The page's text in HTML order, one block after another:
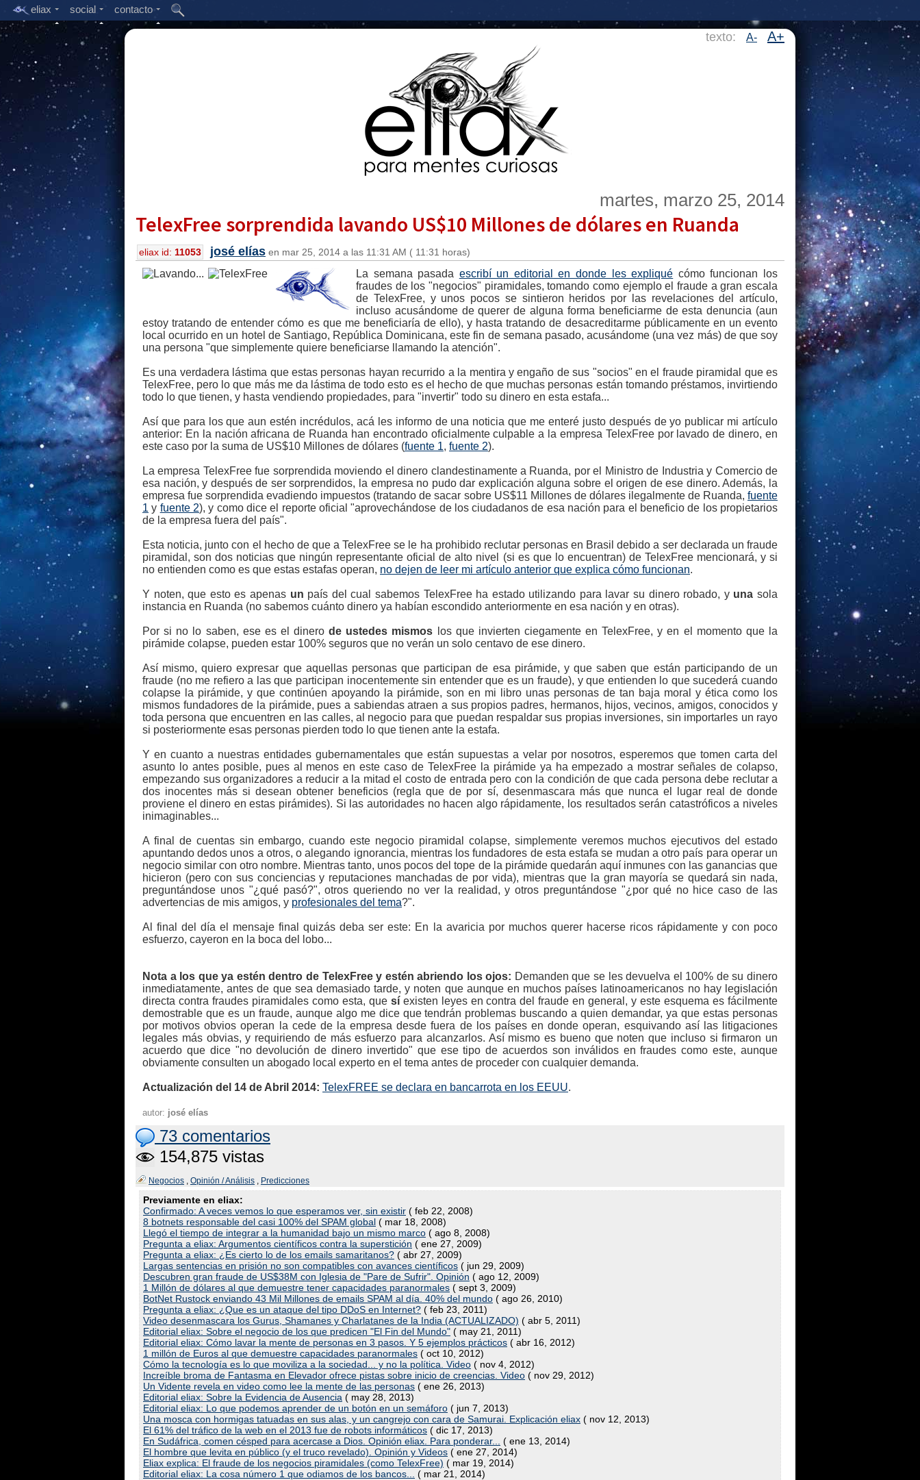
eliax social contacto
texto: A- A+
martes, marzo 25, 2014
TelexFree sorprendida lavando US$10 Millones de dólares en Ruanda
eliax id: 11053 josé elías en mar 25, 2014 a las 11:31 AM ( 11:31 horas)
La semana pasada escribí un editorial en donde les expliqué cómo funcionan los
fraudes de los "negocios" piramidales, tomando como ejemplo el fraude a gran escala
de TelexFree, y unos pocos se sintieron heridos por las revelaciones del artículo,
incluso acusándome de querer de alguna forma beneficiarme de esta denuncia (aun
estoy tratando de entender cómo es que me beneficiaría de ello), y hasta tratando de desacreditarme públicamente en un evento
local ocurrido en un hotel de Santiago, República Dominicana, este fin de semana pasado, acusándome (una vez más) de que soy
una persona "que simplemente quiere beneficiarse llamando la atención".
Es una verdadera lástima que estas personas hayan recurrido a la mentira y engaño de sus "socios" en el fraude piramidal que es
TelexFree, pero lo que más me da lástima de todo esto es el hecho de que muchas personas están tomando préstamos, invirtiendo
todo lo que tienen, y hasta vendiendo propiedades, para "invertir" todo su dinero en esta estafa...
Así que para los que aun estén incrédulos, acá les informo de una noticia que me enteré justo después de yo publicar mi artículo
anterior: En la nación africana de Ruanda han encontrado oficialmente culpable a la empresa TelexFree por lavado de dinero, en
este caso por la suma de US$10 Millones de dólares (fuente 1, fuente 2).
La empresa TelexFree fue sorprendida moviendo el dinero clandestinamente a Ruanda, por el Ministro de Industria y Comercio de
esa nación, y después de ser sorprendidos, la empresa no pudo dar explicación alguna sobre el origen de ese dinero. Además, la
empresa fue sorprendida evadiendo impuestos (tratando de sacar sobre US$11 Millones de dólares ilegalmente de Ruanda, fuente
1 y fuente 2), y como dice el reporte oficial "aprovechándose de los ciudadanos de esa nación para el beneficio de los propietarios
de la empresa fuera del país".
Esta noticia, junto con el hecho de que a TelexFree se le ha prohibido reclutar personas en Brasil debido a ser declarada un fraude
piramidal, son dos noticias que ningún representante oficial de alto nivel (si es que lo encuentran) de TelexFree mencionará, y si
no entienden como es que estas estafas operan, no dejen de leer mi artículo anterior que explica cómo funcionan.
Y noten, que esto es apenas un país del cual sabemos TelexFree ha estado utilizando para lavar su dinero robado, y una sola
instancia en Ruanda (no sabemos cuánto dinero ya habían escondido anteriormente en esa nación y en otras).
Por si no lo saben, ese es el dinerode ustedes mismos los que invierten ciegamente en TelexFree, y en el momento que la
pirámide colapse, pueden estar 100% seguros que no verán un solo centavo de ese dinero.
Así mismo, quiero expresar que aquellas personas que participan de esa pirámide, y que saben que están participando de un
fraude (no me refiero a las que participan inocentemente sin entender que es un fraude), y que entienden lo que sucederá cuando
colapse la pirámide, y que continúen apoyando la pirámide, son en mi libro unas personas de tan baja moral y ética como los
mismos fundadores de la pirámide, pues a sabiendas atraen a sus propios padres, hermanos, hijos, vecinos, amigos, conocidos y
toda persona que encuentren en las calles, al negocio para que puedan respaldar sus propias inversiones, sin importarles un rayo
si posteriormente esas personas pierden todo lo que tienen ante la estafa.
Y en cuanto a nuestras entidades gubernamentales que están supuestas a velar por nosotros, esperemos que tomen carta del
asunto lo antes posible, pues al menos en este caso de TelexFree la pirámide ya ha empezado a mostrar señales de colapso,
empezando sus organizadores a reducir a la mitad el costo de entrada pero con la condición de que cada persona debe reclutar a
dos inocentes más si desean obtener beneficios (regla que de por sí, desenmascara más que nunca el lugar real de donde
proviene el dinero en estas pirámides). Si las autoridades no hacen algo rápidamente, los resultados serán catastróficos a niveles
inimaginables...
A final de cuentas sin embargo, cuando este negocio piramidal colapse, simplemente veremos muchos ejecutivos del estado
apuntando dedos unos a otros, o alegando ignorancia, mientras los fundadores de esta estafa se mudan a otro país para operar un
negocio similar con otro nombre. Mientras tanto, unos pocos del tope de la pirámide quedarán aquí inmunes con las ganancias que
hicieron (pero con sus conciencias y reputaciones manchadas de por vida), mientras que la gran mayoría se quedará sin nada,
preguntándose unos "¿qué pasó?", otros queriendo no ver la realidad, y otros preguntándose "¿por qué no hice caso de las
advertencias de mis amigos, y profesionales del tema?".
Al final del día el mensaje final quizás deba ser este: En la avaricia por muchos querer hacerse ricos rápidamente y con poco
esfuerzo, cayeron en la boca del lobo...
Nota a los que ya estén dentro de TelexFree y estén abriendo los ojos: Demanden que se les devuelva el 100% de su dinero
inmediatamente, antes de que sea demasiado tarde, y noten que aunque en muchos países latinoamericanos no hay legislación
directa contra fraudes piramidales como esta, que síexisten leyes en contra del fraude en general, y este esquema es fácilmente
demostrable que es un fraude, aunque algo me dice que tendrán problemas buscando a quien demandar, ya que estas personas
por motivos obvios operan la cede de la empresa desde fuera de los países en donde operan, esquivando así las litigaciones
legales más obvias, y requiriendo de más esfuerzo para alcanzarlos. Así mismo es bueno que noten que incluso si firmaron un
acuerdo que dice "no devolución de dinero invertido" que ese tipo de acuerdos son inválidos en fraudes como este, aunque
obviamente consulten un abogado local experto en el tema antes de proceder con cualquier demanda.
Actualización del 14 de Abril 2014: TelexFREE se declara en bancarrota en los EEUU.
autor: josé elías
73 comentarios
154,875 vistas
Negocios , Opinión / Análisis , Predicciones
Previamente en eliax:
Confirmado: A veces vemos lo que esperamos ver, sin existir ( feb 22, 2008)
8 botnets responsable del casi 100% del SPAM global ( mar 18, 2008)
Llegó el tiempo de integrar a la humanidad bajo un mismo marco ( ago 8, 2008)
Pregunta a eliax: Argumentos científicos contra la superstición ( ene 27, 2009)
Pregunta a eliax: ¿Es cierto lo de los emails samaritanos? ( abr 27, 2009)
Largas sentencias en prisión no son compatibles con avances científicos ( jun 29, 2009)
Descubren gran fraude de US$38M con Iglesia de "Pare de Sufrir". Opinión ( ago 12, 2009)
1 Millón de dólares al que demuestre tener capacidades paranormales ( sept 3, 2009)
BotNet Rustock enviando 43 Mil Millones de emails SPAM al día. 40% del mundo ( ago 26, 2010)
Pregunta a eliax: ¿Que es un ataque del tipo DDoS en Internet? ( feb 23, 2011)
Video desenmascara los Gurus, Shamanes y Charlatanes de la India (ACTUALIZADO) ( abr 5, 2011)
Editorial eliax: Sobre el negocio de los que predicen "El Fin del Mundo" ( may 21, 2011)
Editorial eliax: Cómo lavar la mente de personas en 3 pasos. Y 5 ejemplos prácticos ( abr 16, 2012)
1 millón de Euros al que demuestre capacidades paranormales ( oct 10, 2012)
Cómo la tecnología es lo que moviliza a la sociedad... y no la política. Video ( nov 4, 2012)
Increíble broma de Fantasma en Elevador ofrece pistas sobre inicio de creencias. Video ( nov 29, 2012)
Un Vidente revela en video como lee la mente de las personas ( ene 26, 2013)
Editorial eliax: Sobre la Evidencia de Ausencia ( may 28, 2013)
Editorial eliax: Lo que podemos aprender de un botón en un semáforo ( jun 7, 2013)
Una mosca con hormigas tatuadas en sus alas, y un cangrejo con cara de Samurai. Explicación eliax ( nov 12, 2013)
El 61% del tráfico de la web en el 2013 fue de robots informáticos ( dic 17, 2013)
En Sudáfrica, comen césped para acercase a Dios. Opinión eliax. Para ponderar...
( ene 13, 2014)
El hombre que levita en público (y el truco revelado). Opinión y Videos ( ene 27, 2014)
Eliax explica: El fraude de los negocios piramidales (como TelexFree) ( mar 19, 2014)
Editorial eliax: La cosa número 1 que odiamos de los bancos...
( mar 21, 2014)